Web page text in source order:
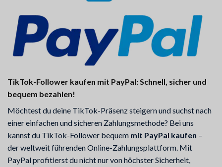
TikTok-Follower kaufen mit PayPal: Schnell, sicher und
bequem bezahlen!
Möchtest du deine TikTok-Präsenz steigern und suchst nach
einer einfachen und sicheren Zahlungsmethode? Bei uns
kannst du TikTok-Follower bequem mit PayPal kaufen –
der weltweit führenden Online-Zahlungsplattform. Mit
PayPal profitierst du nicht nur von höchster Sicherheit,